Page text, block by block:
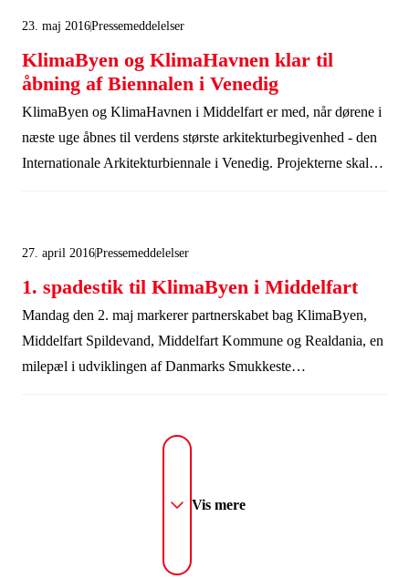
23. maj 2016Pressemeddelelser
KlimaByen og KlimaHavnen klar til
åbning af Biennalen i Venedig
KlimaByen og KlimaHavnen i Middelfart er med, når dørene i
næste uge åbnes til verdens største arkitekturbegivenhed - den
Internationale Arkitekturbiennale i Venedig. Projekterne skal
27. april 2016Pressemeddelelser
1. spadestik til KlimaByen i Middelfart
Mandag den 2. maj markerer partnerskabet bag KlimaByen,
Middelfart Spildevand, Middelfart Kommune og Realdania, en
milepæl i udviklingen af Danmarks Smukkeste
2. maj kl. 19 med deltagelse af energi-, forsynings- og
Vis mere